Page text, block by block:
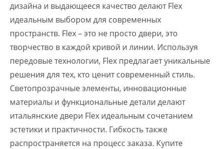
дизайна и выдающееся качество делают Flex
идеальным выбором для современных
пространств. Flex – это не просто двери, это
творчество в каждой кривой и линии. Используя
передовые технологии, Flex предлагает уникальные
решения для тех, кто ценит современный стиль.
Светопрозрачные элементы, инновационные
материалы и функциональные детали делают
итальянские двери Flex идеальным сочетанием
эстетики и практичности. Гибкость также
распространяется на процесс заказа. Купите